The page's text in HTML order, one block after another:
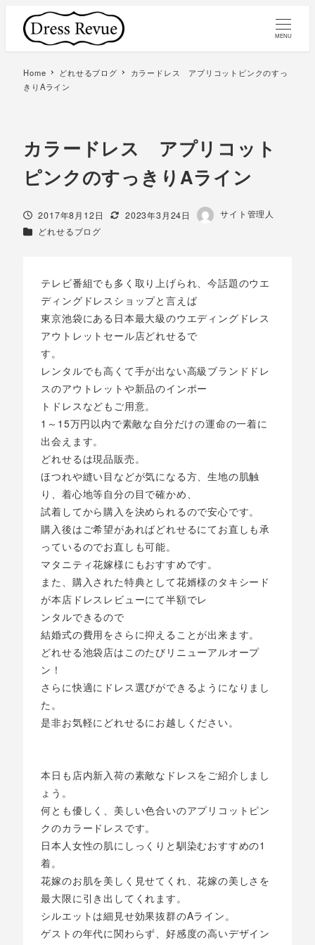
MENU
Home どれせるブログ
カラードレス アプリコットピンクのすっ
きりAライン
カラードレス アプリコット
ピンクのすっきりAライン
投稿日
2017年8月12日 更新日
2023年3月24日
著
サイト管理人
カテゴリー
どれせるブログ
テレビ番組でも多く取り上げられ、今話題のウエ
ディングドレスショップと言えば
東京池袋にある日本最大級のウエディングドレス
アウトレットセール店どれせるで
す。
レンタルでも高くて手が出ない高級ブランドドレ
スのアウトレットや新品のインポー
トドレスなどもご用意。
1～15万円以内で素敵な自分だけの運命の一着に
出会えます。
どれせるは現品販売。
ほつれや縫い目などが気になる方、生地の肌触
り、着心地等自分の目で確かめ、
試着してから購入を決められるので安心です。
購入後はご希望があればどれせるにてお直しも承
っているのでお直しも可能。
マタニティ花嫁様にもおすすめです。
また、購入された特典として花婿様のタキシード
が本店ドレスレビューにて半額でレ
ンタルできるので
結婚式の費用をさらに抑えることが出来ます。
どれせる池袋店はこのたびリニューアルオープ
ン！
さらに快適にドレス選びができるようになりまし
た。
是非お気軽にどれせるにお越しください。
本日も店内新入荷の素敵なドレスをご紹介しまし
ょう。
何とも優しく、美しい色合いのアプリコットピン
クのカラードレスです。
日本人女性の肌にしっくりと馴染むおすすめの1
着。
花嫁のお肌を美しく見せてくれ、花嫁の美しさを
最大限に引き出してくれます。
シルエットは細見せ効果抜群のAライン。
ゲストの年代に関わらず、好感度の高いデザイン